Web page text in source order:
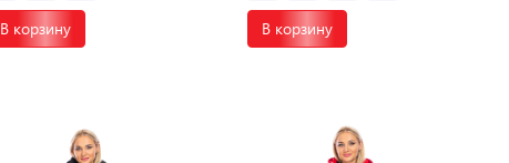
В корзину В корзину